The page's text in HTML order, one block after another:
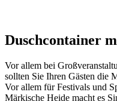
Duschcontainer
Vor allem bei
sollten Sie Ihren Gästen die
Vor allem für Festivals und
Märkische Heide macht es